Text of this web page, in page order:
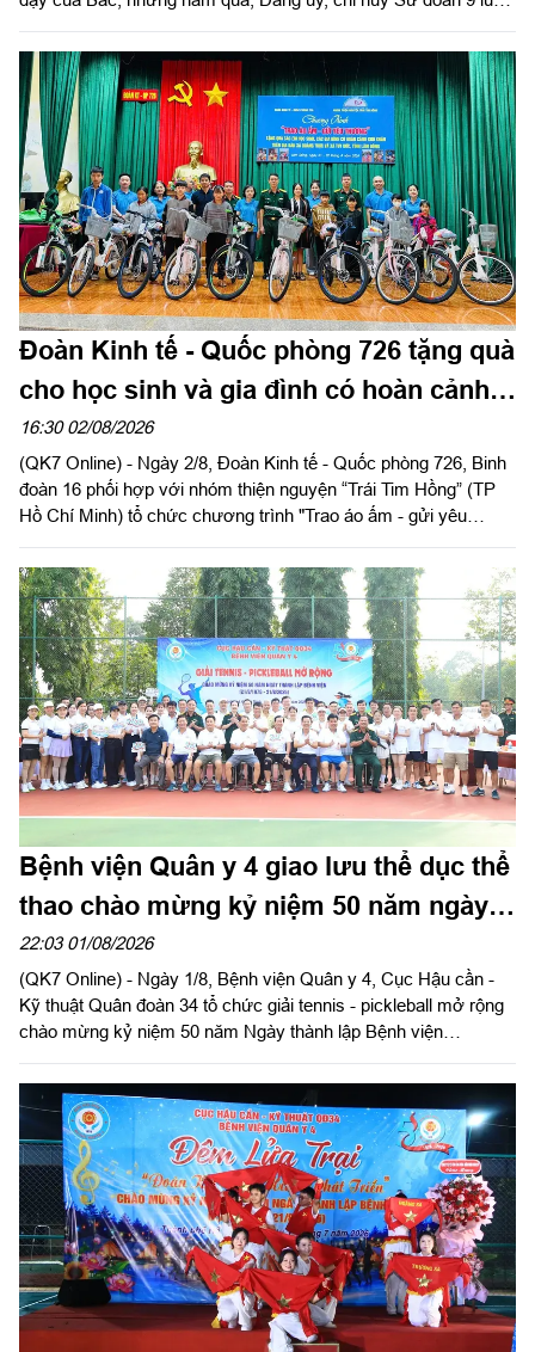
trị quan trọng, góp phần tăng cường mối quan hệ đoàn kết quân
- dân, xây dựng "thế trận lòng dân" vững chắc, tạo nền tảng để
đơn vị hoàn thành thắng lợi nhiệm vụ huấn luyện, sẵn sàng
chiến đấu và xây dựng địa bàn an toàn.
Đoàn Kinh tế - Quốc phòng 726 tặng quà
cho học sinh và gia đình có hoàn cảnh
khó khăn
16:30 02/08/2026
(QK7 Online) - Ngày 2/8, Đoàn Kinh tế - Quốc phòng 726, Binh
đoàn 16 phối hợp với nhóm thiện nguyện “Trái Tim Hồng” (TP
Hồ Chí Minh) tổ chức chương trình "Trao áo ấm - gửi yêu
các gia đình có hoàn cảnh khó khăn trên địa bàn hai xã Tuy
Đức và Quảng Trực, tỉnh Lâm Đồng.
Bệnh viện Quân y 4 giao lưu thể dục thể
thao chào mừng kỷ niệm 50 năm ngày
thành lập
22:03 01/08/2026
(QK7 Online) - Ngày 1/8, Bệnh viện Quân y 4, Cục Hậu cần -
Kỹ thuật Quân đoàn 34 tổ chức giải tennis - pickleball mở rộng
chào mừng kỷ niệm 50 năm Ngày thành lập Bệnh viện
lệnh, Tham mưu trưởng Quân đoàn 34 dự và giao lưu tại giải.